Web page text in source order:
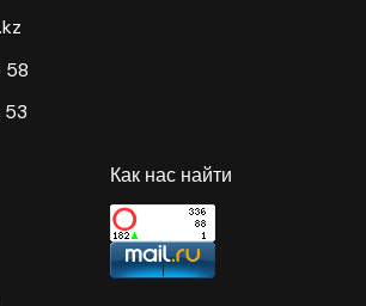
58
Как нас найти